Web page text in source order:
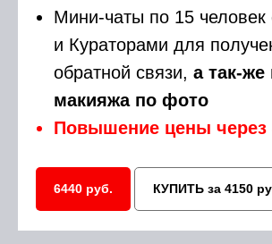
Мини-чаты по 15
и Кураторами для
обратной связи, а так-же
макияжа по фото
Повышение цены через
6440 руб. КУПИТЬ за 4150